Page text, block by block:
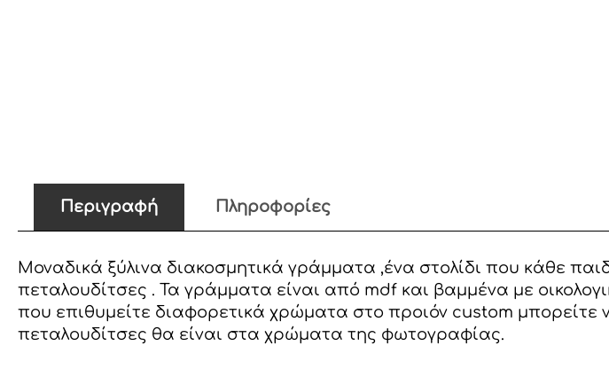
Περιγραφή Πληροφορίες
Μοναδικά ξύλινα διακοσμητικά γράμματα ,ένα στολίδι που κάθε
πεταλουδίτσες . Τα γράμματα είναι από mdf και βαμμένα με
που επιθυμείτε διαφορετικά χρώματα στο προιόν custom μπορείτε
πεταλουδίτσες θα είναι στα χρώματα της φωτογραφίας.